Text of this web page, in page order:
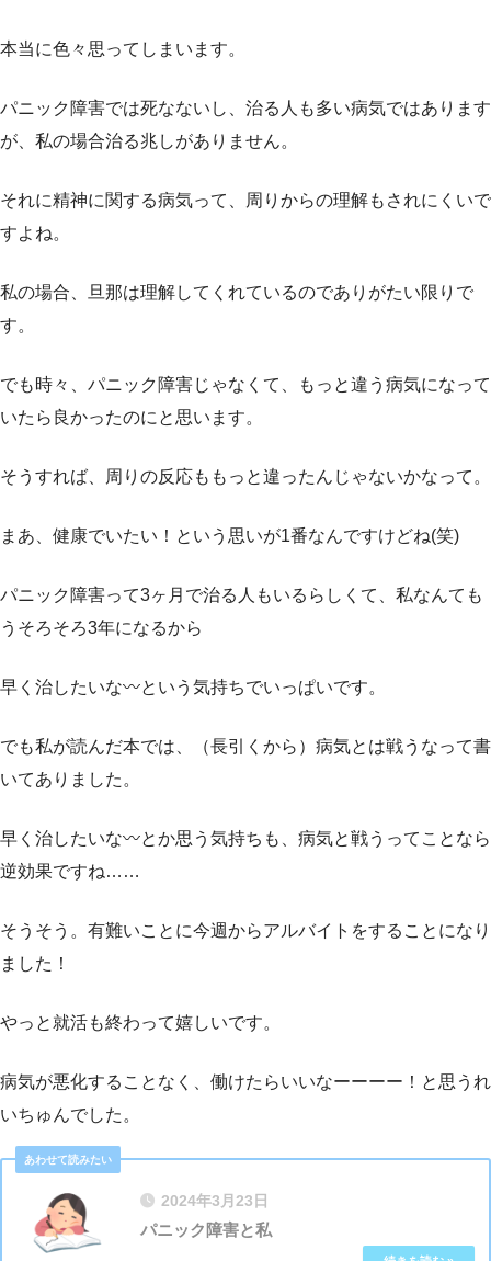
本当に色々思ってしまいます。
パニック障害では死なないし、治る人も多い病気ではあります
が、私の場合治る兆しがありません。
それに精神に関する病気って、周りからの理解もされにくいで
すよね。
私の場合、旦那は理解してくれているのでありがたい限りで
す。
でも時々、パニック障害じゃなくて、もっと違う病気になって
いたら良かったのにと思います。
そうすれば、周りの反応ももっと違ったんじゃないかなって。
まあ、健康でいたい！という思いが1番なんですけどね(笑)
パニック障害って3ヶ月で治る人もいるらしくて、私なんても
うそろそろ3年になるから
早く治したいな〰️という気持ちでいっぱいです。
でも私が読んだ本では、（長引くから）病気とは戦うなって書
いてありました。
早く治したいな〰️とか思う気持ちも、病気と戦うってことなら
逆効果ですね……
そうそう。有難いことに今週からアルバイトをすることになり
ました！
やっと就活も終わって嬉しいです。
病気が悪化することなく、働けたらいいなーーーー！と思うれ
いちゅんでした。
2024年3月23日
パニック障害と私